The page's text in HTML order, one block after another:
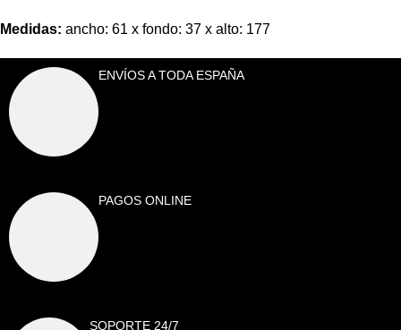
Medidas: ancho: 61 x fondo: 37 x alto: 177
ENVÍOS A TODA ESPAÑA
PAGOS ONLINE
SOPORTE 24/7